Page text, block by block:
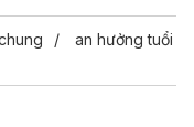
an hưởng tuổi